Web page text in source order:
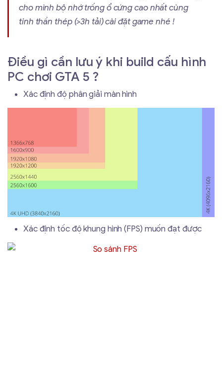
cho mình bộ nhớ trống ổ cứng cao nhất cùng
tinh thần thép (>3h tải) cài đặt game nhé !
Điều gì cần lưu ý khi build cấu hình
PC chơi GTA 5 ?
Xác định độ phân giải màn hình
Xác định tốc độ khung hình (FPS) muốn đạt được